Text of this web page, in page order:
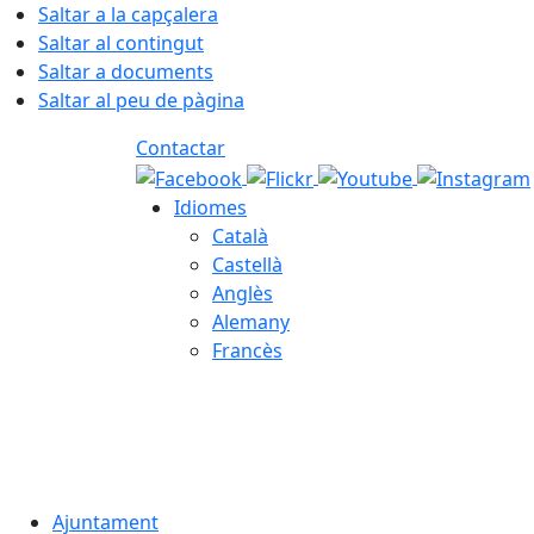
Saltar a la capçalera
Saltar al contingut
Saltar a documents
Saltar al peu de pàgina
Contactar
Idiomes
Català
Castellà
Anglès
Alemany
Francès
Ajuntament